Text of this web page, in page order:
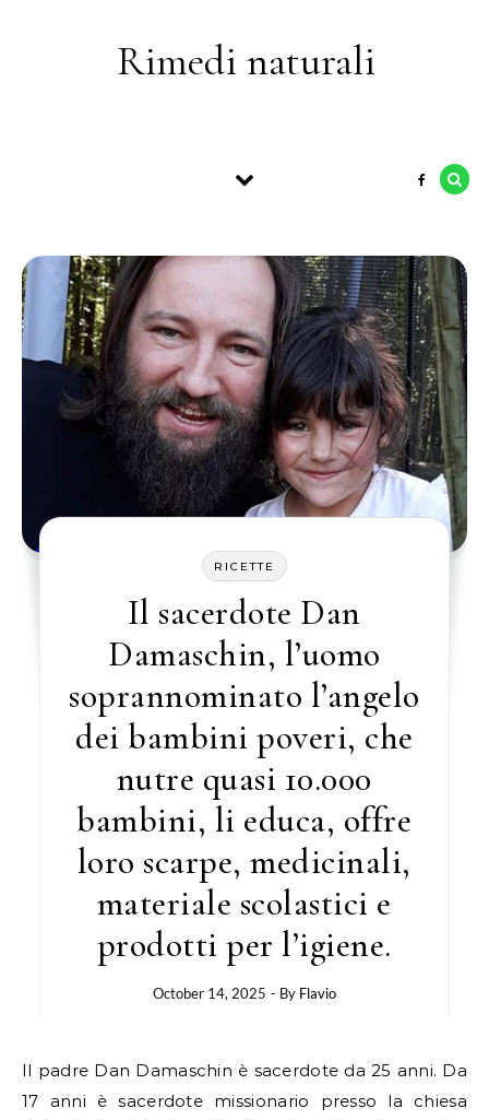
Rimedi naturali
RICETTE
Il sacerdote Dan
Damaschin, l’uomo
soprannominato l’angelo
dei bambini poveri, che
nutre quasi 10.000
bambini, li educa, offre
loro scarpe, medicinali,
materiale scolastici e
prodotti per l’igiene.
October 14, 2025 - By Flavio
Il padre Dan Damaschin è sacerdote da 25 anni. Da
17 anni è sacerdote missionario presso la chiesa